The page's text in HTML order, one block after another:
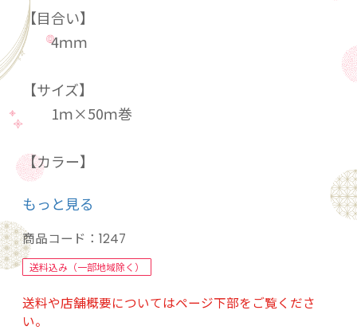
【目合い】
4ｍｍ
【サイズ】
1ｍ×50ｍ巻
【カラー】
ブラウン
風が吹いてくる方向に設置する事で、流れを変
えたり減風することができます
通風性に優れ、風・砂・雪・光などから農作物
やハウスを守ります
もっと見る
商品コード： 1247
送料込み（一部地域除く）
送料や店舗概要についてはページ下部をご覧くださ
い。